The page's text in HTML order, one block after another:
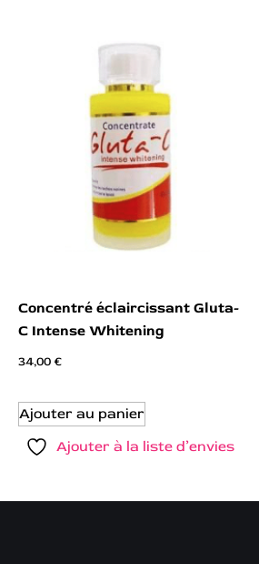
Concentré éclaircissant Gluta-
C Intense Whitening
34,00€
Ajouter au panier
Ajouter à la liste d’envies